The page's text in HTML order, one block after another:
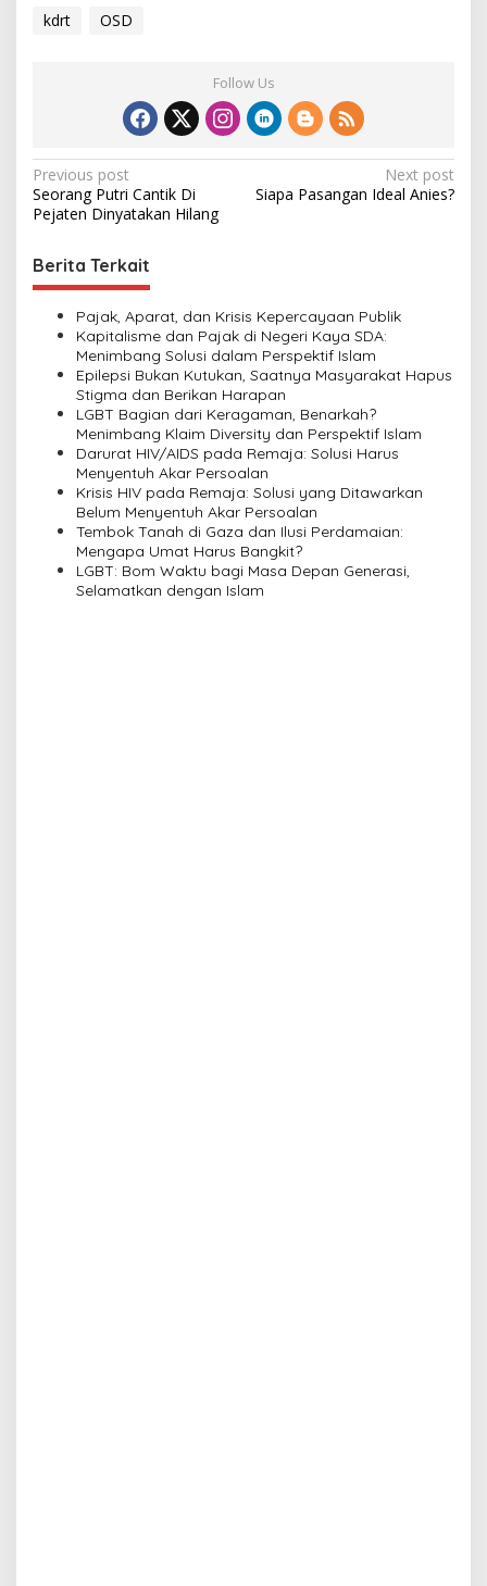
kdrt OSD
Follow Us
P
o
t
n
Previous post
Seorang Putri Cantik Di
Pejaten Dinyatakan Hilang
Next post
Siapa Pasangan Ideal Anies?
Berita Terkait
Pajak, Aparat, dan Krisis Kepercayaan Publik
Kapitalisme dan Pajak di Negeri Kaya SDA:
Menimbang Solusi dalam Perspektif Islam
Epilepsi Bukan Kutukan, Saatnya Masyarakat Hapus
Stigma dan Berikan Harapan
LGBT Bagian dari Keragaman, Benarkah?
Menimbang Klaim Diversity dan Perspektif Islam
Darurat HIV/AIDS pada Remaja: Solusi Harus
Menyentuh Akar Persoalan
Krisis HIV pada Remaja: Solusi yang Ditawarkan
Belum Menyentuh Akar Persoalan
Tembok Tanah di Gaza dan Ilusi Perdamaian:
Mengapa Umat Harus Bangkit?
LGBT: Bom Waktu bagi Masa Depan Generasi,
Selamatkan dengan Islam